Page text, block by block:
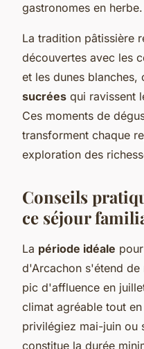
gastronomes en herbe.
La tradition pâtissière
découvertes avec les
et les dunes blanches,
sucrées qui ravissent
Ces moments de
transforment chaque
exploration des
Conseils
ce séjour
La période idéale
d'Arcachon s'étend de
pic d'affluence en
climat agréable tout
privilégiez mai-juin ou
constitue la durée